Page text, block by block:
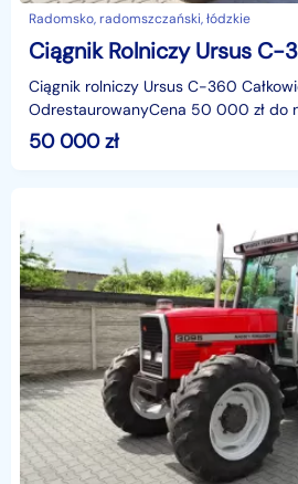
Radomsko, radomszczański, łódzkie
Ciągnik rolniczy Ursus C-360
OdrestaurowanyCena 50 000 zł do
Rok produkcji 1978. Po całkowitej
odrestaurowa
50 000zł